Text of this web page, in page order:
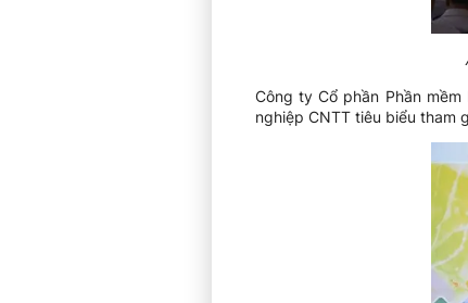
Công ty Cổ phần Phần
nghiệp CNTT tiêu biểu tham